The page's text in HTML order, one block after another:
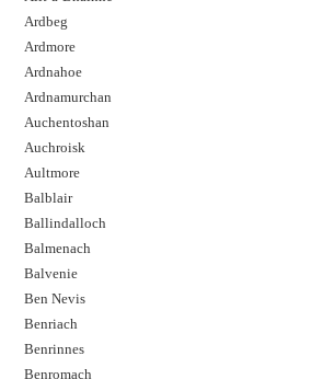
Ardbeg
Ardmore
Ardnahoe
Ardnamurchan
Auchentoshan
Auchroisk
Aultmore
Balblair
Ballindalloch
Balmenach
Balvenie
Ben Nevis
Benriach
Benrinnes
Benromach